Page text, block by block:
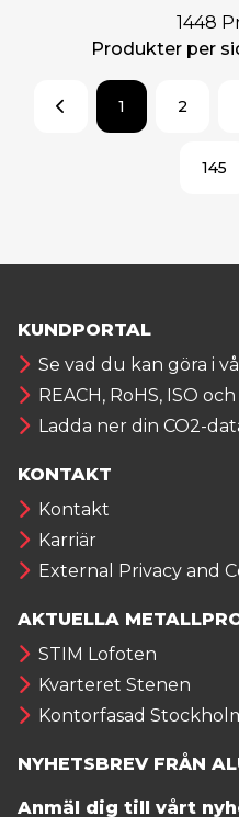
1448
Produkter per
1 2
145
KUNDPORTAL
Se vad du kan göra i
REACH, RoHS, ISO
Ladda ner din CO2-
KONTAKT
Kontakt
Karriär
External Privacy and
AKTUELLA
STIM Lofoten
Kvarteret Stenen
Kontorfasad
NYHETSBREV FRÅN
Anmäl dig till vårt